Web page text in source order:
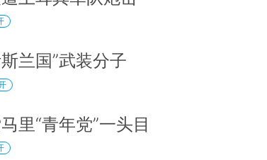
兰国”武装分子
里“青年党”一头目